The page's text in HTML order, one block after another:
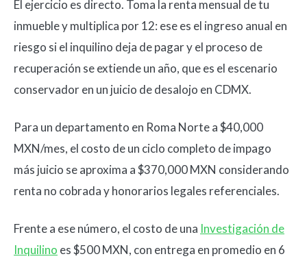
El ejercicio es directo. Toma la renta mensual de tu
inmueble y multiplica por 12: ese es el ingreso anual en
riesgo si el inquilino deja de pagar y el proceso de
recuperación se extiende un año, que es el escenario
conservador en un juicio de desalojo en CDMX.
Para un departamento en Roma Norte a $40,000
MXN/mes, el costo de un ciclo completo de impago
más juicio se aproxima a $370,000 MXN considerando
renta no cobrada y honorarios legales referenciales.
Frente a ese número, el costo de una Investigación de
Inquilino es $500 MXN, con entrega en promedio en 6